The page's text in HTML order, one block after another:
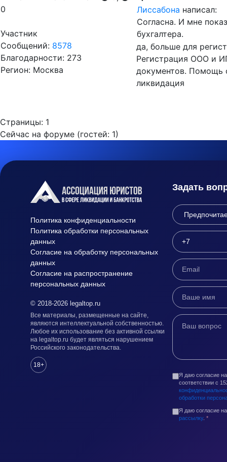
0
Участник
Сообщений: 8578
Благодарности: 273
Регион: Москва
Лиссабона написал:
Согласна. И мне
бухгалтера.
да, больше для
Регистрация ООО и
документов. Помощь
ликвидация
Страницы: 1
Сейчас на форуме (гостей: 1)
Политика конфиденциальности
Политика обработки персональных
данных
Согласие на обработку персональных
данных
Согласие на распространение
персональных данных
© 2018-2026 legaltop.ru
Все материалы, размещенные на сайте,
являются интеллектуальной собственностью.
Любое их использование без активной ссылки
на legaltop.ru будет являться нарушением
Российского законодательства.
18+
Задать
Я даю согласие
соответствии с
обработки
Я даю согласие
рассылку. *